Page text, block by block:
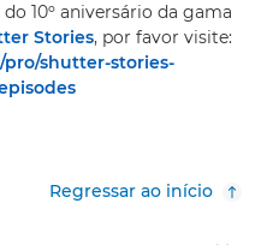
10º aniversário da gama
Stories, por favor visite:
shutter-stories-
Regressar ao início